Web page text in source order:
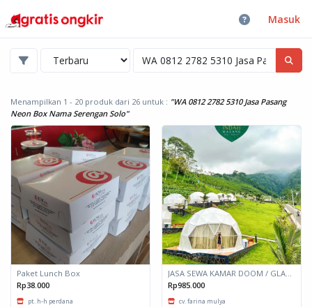
Masuk
Menampilkan 1 - 20 produk dari 26 untuk : "WA 0812 2782 5310 Jasa Pasang
Neon Box Nama Serengan Solo"
Paket Lunch Box
Rp38.000
pt. h-h perdana
Rp985.000
cv. farina mulya